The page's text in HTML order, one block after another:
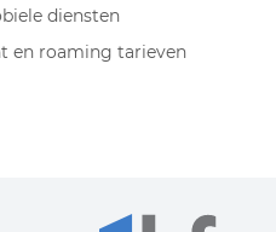
diensten
en roaming tarieven